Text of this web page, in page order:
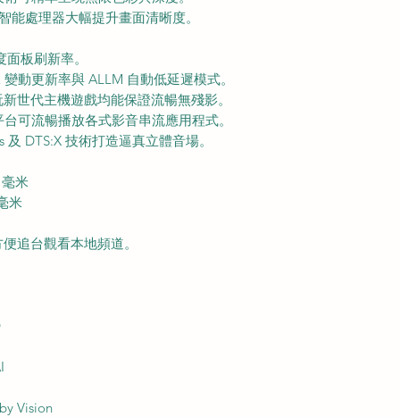
能處理器大幅提升畫面清晰度。
板刷新率。
動更新率與 ALLM 自動低延遲模式。
世代主機遊戲均能保證流暢無殘影。
可流暢播放各式影音串流應用程式。
DTS:X 技術打造逼真立體音場。
米
米
追台觀看本地頻道。
Vision